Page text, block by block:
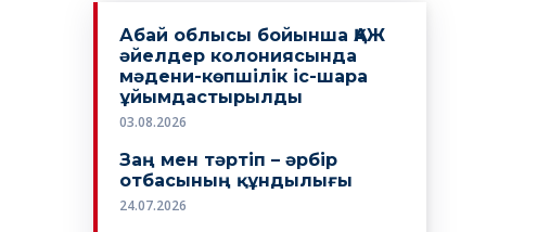
Абай облысы бойынша ҚАЖ
әйелдер колониясында
мәдени-көпшілік іс-шара
ұйымдастырылды
03.08.2026
Заң мен тәртіп – әрбір
отбасының құндылығы
24.07.2026